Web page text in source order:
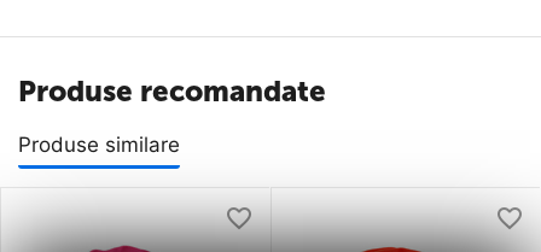
Produse recomandate
Produse similare